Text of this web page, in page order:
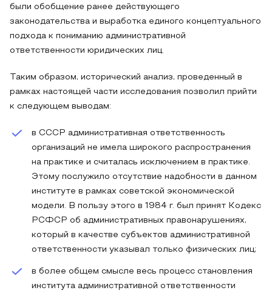
были обобщение ранее действующего
законодательства и выработка единого концептуального
подхода к пониманию административной
ответственности юридических лиц.
Таким образом, исторический анализ, проведенный в
рамках настоящей части исследования позволил прийти
к следующем выводам:
в СССР административная ответственность
организаций не имела широкого распространения
на практике и считалась исключением в практике.
Этому послужило отсутствие надобности в данном
институте в рамках советской экономической
модели. В пользу этого в 1984 г. был принят Кодекс
РСФСР об административных правонарушениях,
который в качестве субъектов административной
ответственности указывал только физических лиц;
в более общем смысле весь процесс становления
института административной ответственности